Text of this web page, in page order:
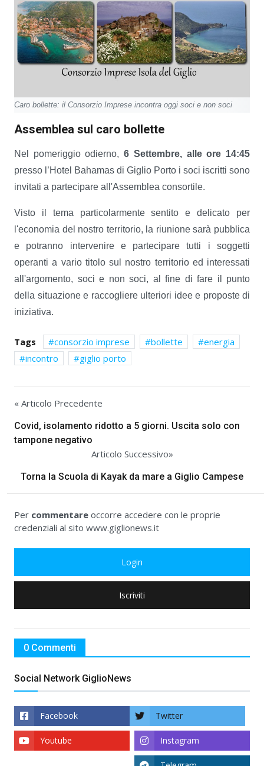
Caro bollette: il Consorzio Imprese incontra oggi soci e non soci
Assemblea sul caro bollette
Nel pomeriggio odierno,6 Settembre, alle ore 14:45
presso l’Hotel Bahamas di Giglio Porto i soci iscritti sono
invitati a partecipare all'Assemblea consortile.
Visto il tema particolarmente sentito e delicato per
l'economia del nostro territorio, la riunione sarà pubblica
e potranno intervenire e partecipare tutti i soggetti
operanti a vario titolo sul nostro territorio ed interessati
all'argomento, soci e non soci, al fine di fare il punto
della situazione e raccogliere ulteriori idee e proposte di
iniziativa.
Tags consorzio imprese bollette
energia
incontro
giglio porto
« Articolo Precedente
Covid, isolamento ridotto a 5 giorni. Uscita solo con
tampone negativo
Articolo Successivo»
Torna la Scuola di Kayak da mare a Giglio Campese
Per commentare occorre accedere con le proprie
credenziali al sito www.giglionews.it
Login
Iscriviti
0 Commenti
Social Network GiglioNews
Facebook Twitter
Instagram
Youtube